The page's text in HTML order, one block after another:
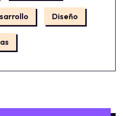
Diseño